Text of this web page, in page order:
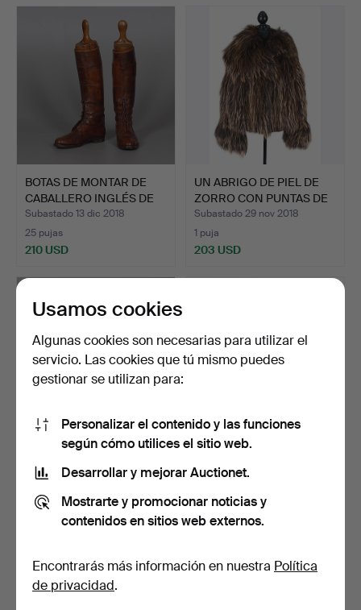
BOTAS DE MONTAR DE
CABALLERO INGLÉS DE
CUE…
Subastado 13 dic 2018
25 pujas
210 USD
UN ABRIGO DE PIEL DE
ZORRO CON PUNTAS DE
O…
Subastado 29 nov 2018
1 puja
203 USD
DOS BOLSOS DE LONA
ASPREY DE TAMAÑO
2 pujas
108 USD
DOS PARES DE
ZAPATILLAS DE CUERO Y
1 puja
34 USD
Usamos cookies
Algunas cookies son necesarias para utilizar el
servicio. Las cookies que tú mismo puedes
gestionar se utilizan para:
Personalizar el contenido y las funciones
según cómo utilices el sitio web.
Desarrollar y mejorar Auctionet.
Mostrarte y promocionar noticias y
contenidos en sitios web externos.
Encontrarás más información en nuestra Política
de privacidad.